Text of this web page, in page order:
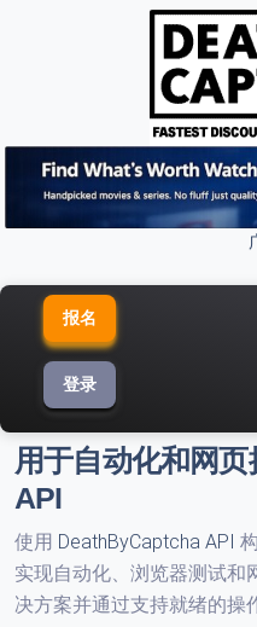
报名
登录
用于自动化和网
API
使用 DeathByCaptcha API
实现自动化、浏览器测试和
决方案并通过支持就绪的操